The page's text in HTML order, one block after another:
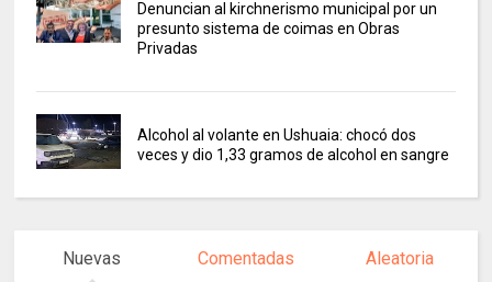
Denuncian al kirchnerismo municipal por un
presunto sistema de coimas en Obras
Privadas
Alcohol al volante en Ushuaia: chocó dos
veces y dio 1,33 gramos de alcohol en sangre
Nuevas Comentadas Aleatoria